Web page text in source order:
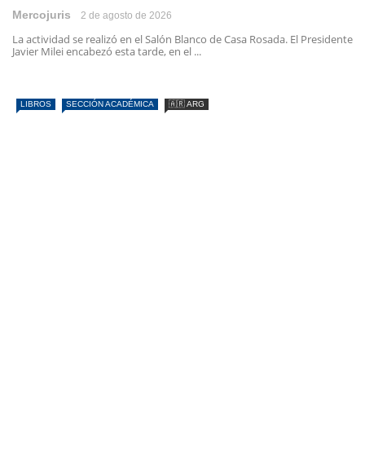
Mercojuris 2 de agosto de 2026
La actividad se realizó en el Salón Blanco de Casa Rosada. El Presidente
Javier Milei encabezó esta tarde, en el ...
LIBROS SECCIÓN ACADÉMICA 🇦🇷 ARG